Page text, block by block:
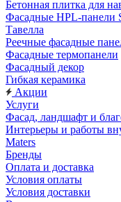
Бетонная плитка для
Фасадные HPL-панели
Тавелла
Реечные фасадные
Фасадные термопанели
Фасадный декор
Гибкая керамика
Акции
Услуги
Фасад, ландшафт и
Интерьеры и работы
Maters
Бренды
Оплата и доставка
Условия оплаты
Условия доставки